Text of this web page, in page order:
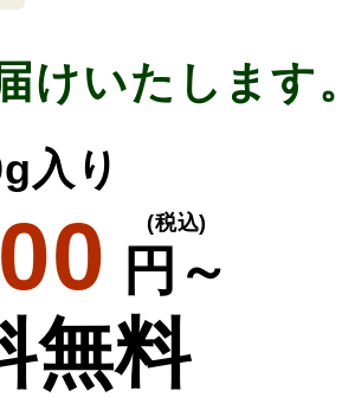
けいたします。
入り
円～
(税込)
無料